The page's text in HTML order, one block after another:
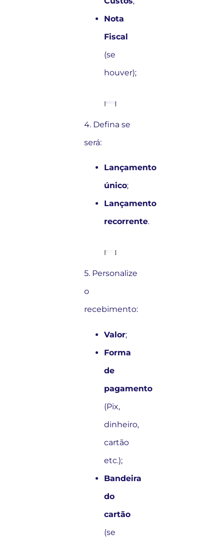
Nota
Fiscal
(se
houver);
4. Defina se
será:
Lançamento
único;
Lançamento
recorrente.
5. Personalize
o
recebimento:
Valor;
Forma
de
pagamento
(Pix,
dinheiro,
cartão
etc.);
Bandeira
do
cartão
(se